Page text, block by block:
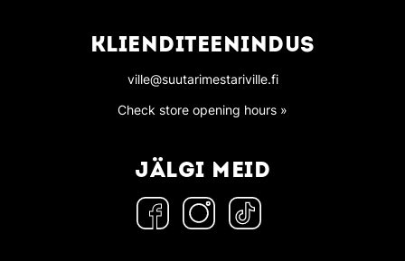
KLIENDITEENINDUS
ville@suutarimestariville.fi
Check store opening hours »
JÄLGI MEID